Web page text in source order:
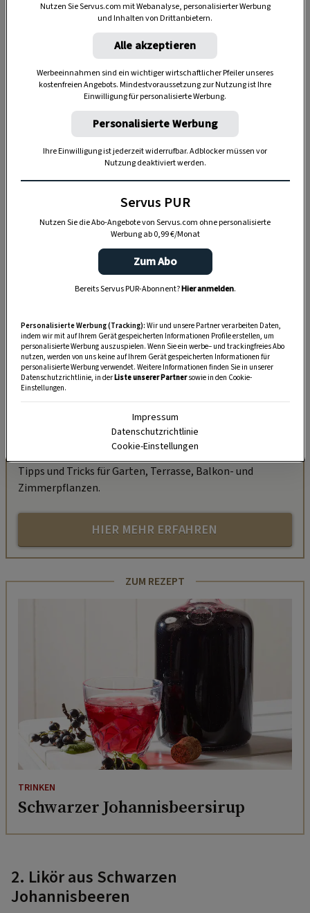
1. Schwarzer Johannisbeersirup
Schwarze Johannisbeeren, Zucker,
Zitronenschale, eine halbe Vanilleschote – und
etwas Geduld beim Abtropfen über Nacht. Der
Sirup
hält sich kühl und dunkel gelagert
ein halbes Jahr und passt kalt mit Wasser oder
Mineralwasser ebenso gut wie in die Sauce der
„Servus Garten“ auf WhatsApp
Nutzen Sie WhatsApp auf Ihrem Handy und lieben es, auf
dem Balkon, der Terrasse oder im Garten zu werkeln? In
unserem kostenlosen WhatsApp-Kanal finden Sie täglich
Tipps und Tricks für Garten, Terrasse, Balkon- und
Zimmerpflanzen.
HIER MEHR ERFAHREN
ZUM REZEPT
TRINKEN
Schwarzer Johannisbeersirup
2. Likör aus Schwarzen
Johannisbeeren
Nutzen Sie Servus.com mit Webanalyse, personalisierter Werbung
und Inhalten von Drittanbietern.
Alle akzeptieren
Werbeeinnahmen sind ein wichtiger wirtschaftlicher Pfeiler unseres
kostenfreien Angebots. Mindestvoraussetzung zur Nutzung ist Ihre
Einwilligung für personalisierte Werbung.
Personalisierte Werbung
Ihre Einwilligung ist jederzeit widerrufbar. Adblocker müssen vor
Nutzung deaktiviert werden.
Servus PUR
Nutzen Sie die Abo-Angebote von Servus.com ohne personalisierte
Werbung ab 0,99 €/Monat
Zum Abo
Bereits Servus PUR-Abonnent?Hier anmelden.
Personalisierte Werbung (Tracking): Wir und unsere Partner verarbeiten Daten,
indem wir mit auf Ihrem Gerät gespeicherten Informationen Profile erstellen, um
personalisierte Werbung auszuspielen. Wenn Sie ein werbe– und trackingfreies Abo
nutzen, werden von uns keine auf Ihrem Gerät gespeicherten Informationen für
personalisierte Werbung verwendet. Weitere Informationen finden Sie in unserer
Datenschutzrichtlinie, in derListe unserer Partnersowie in den Cookie-
Einstellungen.
Impressum
Datenschutzrichtlinie
Cookie-Einstellungen